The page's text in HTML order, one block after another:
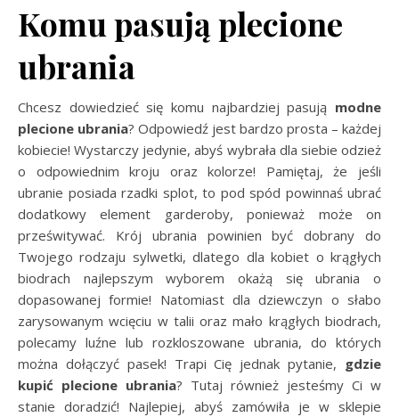
Komu pasują plecione
ubrania
Chcesz dowiedzieć się komu najbardziej pasują modne
plecione ubrania? Odpowiedź jest bardzo prosta – każdej
kobiecie! Wystarczy jedynie, abyś wybrała dla siebie odzież
o odpowiednim kroju oraz kolorze! Pamiętaj, że jeśli
ubranie posiada rzadki splot, to pod spód powinnaś ubrać
dodatkowy element garderoby, ponieważ może on
prześwitywać. Krój ubrania powinien być dobrany do
Twojego rodzaju sylwetki, dlatego dla kobiet o krągłych
biodrach najlepszym wyborem okażą się ubrania o
dopasowanej formie! Natomiast dla dziewczyn o słabo
zarysowanym wcięciu w talii oraz mało krągłych biodrach,
polecamy luźne lub rozkloszowane ubrania, do których
można dołączyć pasek! Trapi Cię jednak pytanie, gdzie
kupić plecione ubrania? Tutaj również jesteśmy Ci w
stanie doradzić! Najlepiej, abyś zamówiła je w sklepie